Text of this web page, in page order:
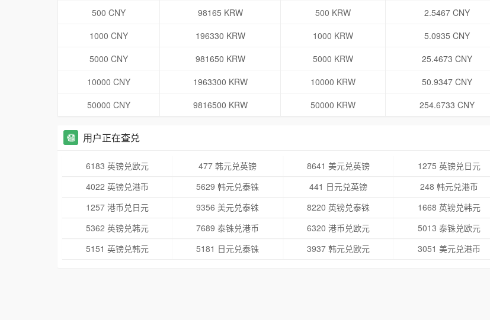
500 CNY
98165 KRW 500 KRW
2.5467 CNY
1000 CNY
196330 KRW 1000 KRW
5.0935 CNY
5000 CNY
981650 KRW 5000 KRW
25.4673 CNY
10000 CNY
1963300 KRW 10000 KRW
50.9347 CNY
50000 CNY
9816500 KRW 50000 KRW 254.6733 CNY
用户正在查兑
6183 英镑兑欧元 477 韩元兑英镑 8641 美元兑英镑
1275 英镑兑日元
4022 英镑兑港币
5629 韩元兑泰铢 441 日元兑英镑
248 韩元兑港币
1257 港币兑日元
9356 美元兑泰铢 8220 英镑兑泰铢
1668 英镑兑韩元
5362 英镑兑韩元
7689 泰铢兑港币 6320 港币兑欧元
5013 泰铢兑欧元
5151 英镑兑韩元
5181 日元兑泰铢 3937 韩元兑欧元 3051 美元兑港币